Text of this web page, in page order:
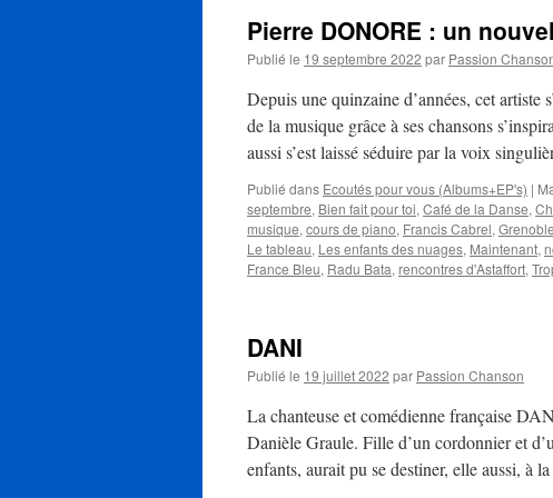
Pierre DONORE : un
Publié le 19 septembre 2022 par Passion
Depuis une quinzaine d’années, cet artiste
de la musique grâce à ses chansons
aussi s’est laissé séduire par la voix
Publié dans Ecoutés pour vous (Albums+EP's) |
septembre, Bien fait pour toi, Café de la Danse,
musique, cours de piano, Francis Cabrel, Grenoble
Le tableau, Les enfants des nuages, Maintenant,
France Bleu, Radu Bata, rencontres d'Astaffort,
DANI
Publié le 19 juillet 2022 par Passion Chanson
La chanteuse et comédienne française
Danièle Graule. Fille d’un cordonnier et
enfants, aurait pu se destiner, elle aussi, à